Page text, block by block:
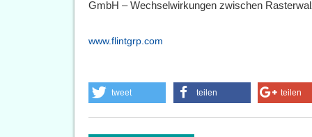
GmbH – Wechselwirkungen zwischen
www.flintgrp.com
tweet teilen teilen